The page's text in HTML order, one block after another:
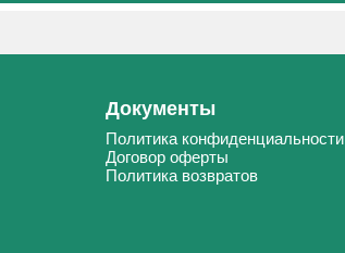
Документы
Политика конфиденциальности
Договор оферты
Политика возвратов